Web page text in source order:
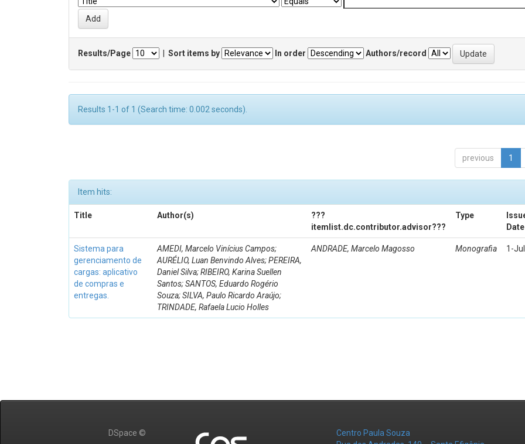
Results/Page Sort items by In order Authors/record
Results 1-1 of 1 (Search time: 0.002 seconds).
previous 1
Item hits:
Title Author(s)
???
itemlist.dc.contributor.advisor???
Type
Date
Sistema para
gerenciamento de
cargas: aplicativo
de compras e
entregas.
AMEDI, Marcelo Vinícius Campos;
AURÉLIO, Luan Benvindo Alves; PEREIRA,
Daniel Silva; RIBEIRO, Karina Suellen
Santos; SANTOS, Eduardo Rogério
Souza; SILVA, Paulo Ricardo Araújo;
TRINDADE, Rafaela Lucio Holles
ANDRADE, Marcelo Magosso Monografia 1-
DSpace ©
Centro Paula Souza